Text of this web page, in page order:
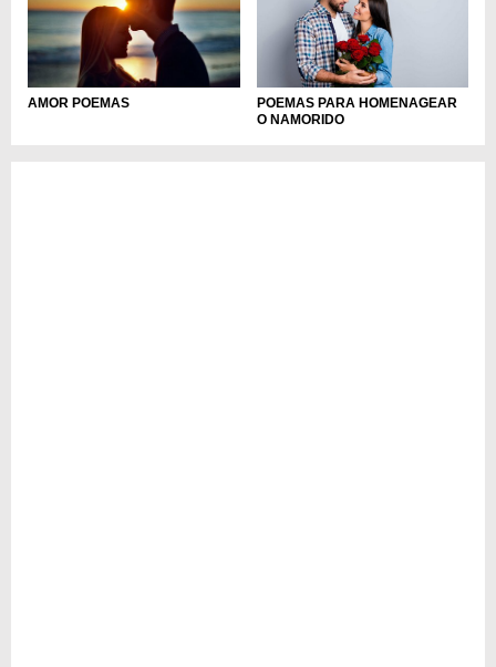
AMOR POEMAS
POEMAS PARA HOMENAGEAR
O NAMORIDO